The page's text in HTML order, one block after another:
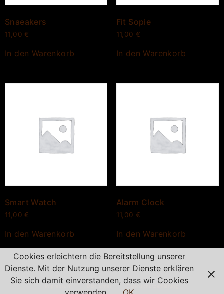
Snaeakers
11,00 €
In den Warenkorb
Fit Sopie
11,00 €
In den Warenkorb
Smart Watch
11,00 €
In den Warenkorb
Alarm Clock
11,00 €
In den Warenkorb
Cookies erleichtern die Bereitstellung unserer
Dienste. Mit der Nutzung unserer Dienste erklären
Sie sich damit einverstanden, dass wir Cookies